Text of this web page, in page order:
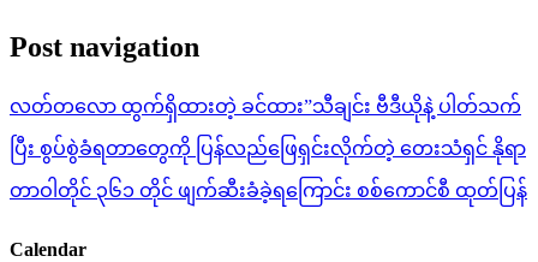
Post navigation
လတ်တလော ထွက်ရှိထားတဲ့ ခင်ထား”သီချင်း ဗီဒီယိုနဲ့ ပါတ်သက်
ပြီး စွပ်စွဲခံရတာတွေကို ပြန်လည်ဖြေရှင်းလိုက်တဲ့ တေးသံရှင် နိုရာ
တာဝါတိုင် ၃၆၁ တိုင် ဖျက်ဆီးခံခဲ့ရကြောင်း စစ်ကောင်စီ ထုတ်ပြန်
Calendar